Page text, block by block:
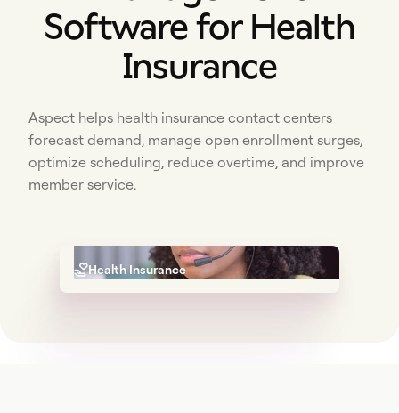
Health Insurance
Software for Health
Insurance
Aspect helps health insurance contact centers
forecast demand, manage open enrollment surges,
optimize scheduling, reduce overtime, and improve
member service.